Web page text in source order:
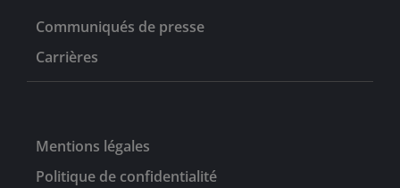
Communiqués de presse
Carrières
Mentions légales
Politique de confidentialité